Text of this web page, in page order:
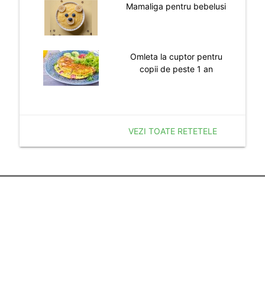
Mamaliga pentru bebelusi
Omleta la cuptor pentru
copii de peste 1 an
VEZI TOATE RETETELE